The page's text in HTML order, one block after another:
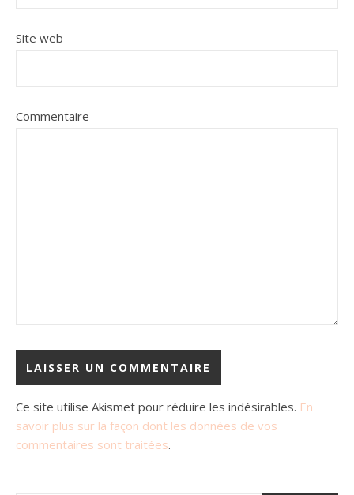
Site web
Commentaire
Ce site utilise Akismet pour réduire les indésirables. En
savoir plus sur la façon dont les données de vos
commentaires sont traitées.